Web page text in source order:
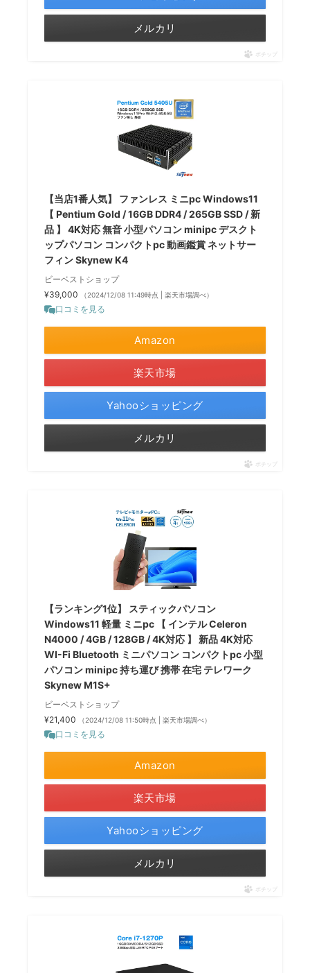
メルカリ
ポチップ
【当店1番人気】 ファンレス ミニpc Windows11
【 Pentium Gold / 16GB DDR4 / 265GB SSD / 新
品 】 4K対応 無音 小型パソコン minipc デスクト
ップパソコン コンパクトpc 動画鑑賞 ネットサー
フィン Skynew K4
ビーベストショップ
¥39,000
（2024/12/08 11:49時点 | 楽天市場調べ）
口コミを見る
Amazon
楽天市場
Yahooショッピング
メルカリ
ポチップ
【ランキング1位】 スティックパソコン
Windows11 軽量 ミニpc 【 インテル Celeron
N4000 / 4GB / 128GB / 4K対応 】 新品 4K対応
WI-Fi Bluetooth ミニパソコン コンパクトpc 小型
パソコン minipc 持ち運び 携帯 在宅 テレワーク
Skynew M1S+
ビーベストショップ
¥21,400
（2024/12/08 11:50時点 | 楽天市場調べ）
口コミを見る
Amazon
楽天市場
Yahooショッピング
メルカリ
ポチップ